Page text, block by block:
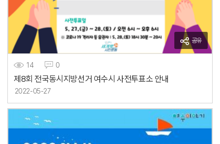
공유
14 0
제8회 전국동시지방선거 여수시 사전투표소 안내
2022-05-27